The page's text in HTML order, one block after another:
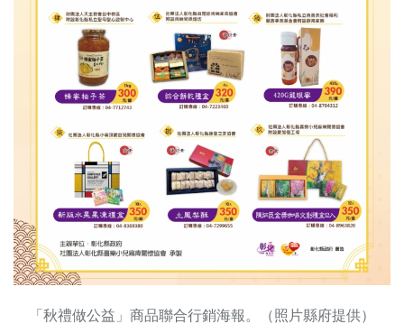
「秋禮做公益」商品聯合行銷海報。（照片縣府提供）